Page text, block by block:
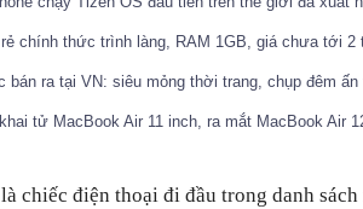
rẻ chính thức trình làng, RAM 1GB, giá chưa tới 2
bán ra tại VN: siêu mỏng thời trang, chụp đêm
tử MacBook Air 11 inch, ra mắt MacBook Air
chiếc điện thoại đi đầu trong danh